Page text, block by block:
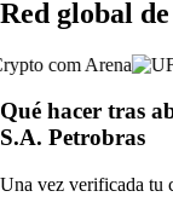
Red global
Qué hacer tras
S.A. Petrobras
Una vez verificada tu